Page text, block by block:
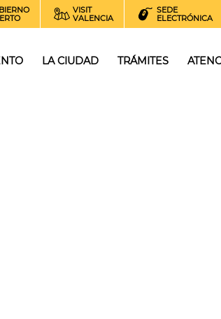
VISIT
VALENCIA
SEDE
ELECTRÓNICA
LA CIUDAD TRÁMITES